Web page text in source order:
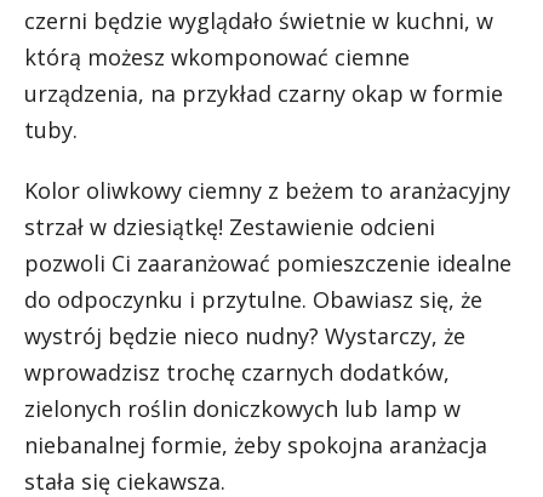
czerni będzie wyglądało świetnie w kuchni, w
którą możesz wkomponować ciemne
urządzenia, na przykład czarny okap w formie
tuby.
Kolor oliwkowy ciemny z beżem to aranżacyjny
strzał w dziesiątkę! Zestawienie odcieni
pozwoli Ci zaaranżować pomieszczenie idealne
do odpoczynku i przytulne. Obawiasz się, że
wystrój będzie nieco nudny? Wystarczy, że
wprowadzisz trochę czarnych dodatków,
zielonych roślin doniczkowych lub lamp w
niebanalnej formie, żeby spokojna aranżacja
stała się ciekawsza.